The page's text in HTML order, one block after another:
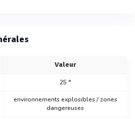
Valeur
25 °
environnements explosibles / zones
dangereuses